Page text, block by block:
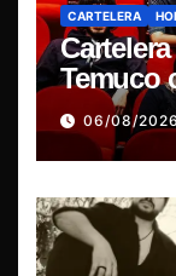
CARTELERA
Temuco
de indie
06/08/2026